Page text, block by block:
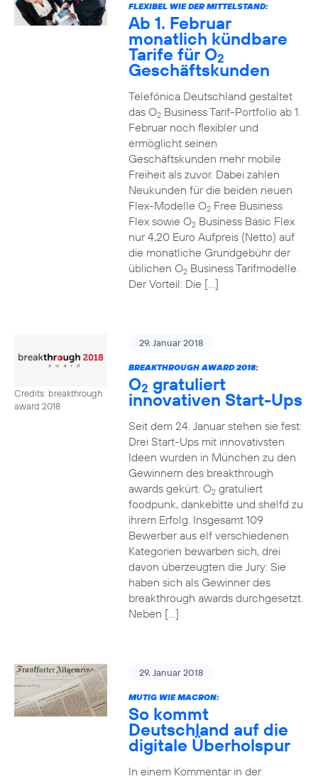
FLEXIBEL WIE DER MITTELSTAND:
Ab 1. Februar
monatlich kündbare
Tarife für O2
Geschäftskunden
Telefónica Deutschland gestaltet
das O2Business Tarif-Portfolio ab 1.
Februar noch flexibler und
ermöglicht seinen
Geschäftskunden mehr mobile
Freiheit als zuvor. Dabei zahlen
Neukunden für die beiden neuen
Flex-Modelle O2Free Business
Flex sowie O2Business Basic Flex
nur 4,20 Euro Aufpreis (Netto) auf
die monatliche Grundgebühr der
üblichen O2Business Tarifmodelle.
Der Vorteil: Die […]
Credits: breakthrough
award 2018
29. Januar 2018
BREAKTHROUGH AWARD 2018:
O2 gratuliert
innovativen Start-Ups
Seit dem 24. Januar stehen sie fest:
Drei Start-Ups mit innovativsten
Ideen wurden in München zu den
Gewinnern des breakthrough
awards gekürt. O2gratuliert
foodpunk, dankebitte und shelfd zu
ihrem Erfolg. Insgesamt 109
Bewerber aus elf verschiedenen
Kategorien bewarben sich, drei
davon überzeugten die Jury: Sie
haben sich als Gewinner des
breakthrough awards durchgesetzt.
Neben […]
29. Januar 2018
MUTIG WIE MACRON:
So kommt
Deutschland auf die
digitale Überholspur
In einem Kommentar in der